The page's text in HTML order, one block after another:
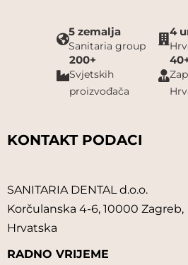
5 zemalja
Sanitaria group
4
200+
Svjetskih
proizvođača
KONTAKT PODACI
SANITARIA DENTAL d.o.o.
Korčulanska 4-6, 10000 Zagreb,
Hrvatska
RADNO VRIJEME